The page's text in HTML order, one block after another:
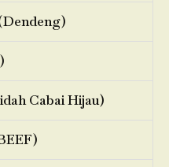
Cabai Hijau)